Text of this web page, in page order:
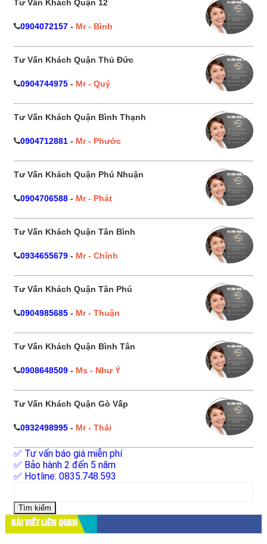
Tư Vấn Khách Quận 12
0904072157 - Mr - Bình
Tư Vấn Khách Quận Thủ Đức
0904744975 - Mr - Quý
Tư Vấn Khách Quận Bình Thạnh
0904712881 - Mr - Phước
Tư Vấn Khách Quận Phú Nhuận
0904706588 - Mr - Phát
Tư Vấn Khách Quận Tân Bình
0934655679 - Mr - Chính
Tư Vấn Khách Quận Tân Phú
0904985685 - Mr - Thuận
Tư Vấn Khách Quận Bình Tân
0908648509 - Ms - Như Ý
Tư Vấn Khách Quận Gò Vấp
0932498995 - Mr - Thái
✅ Tư vấn báo giá miễn phí
✅ Bảo hành 2 đến 5 năm
✅ Hotline: 0835.748.593
cho:
BÀI VIẾT LIÊN QUAN